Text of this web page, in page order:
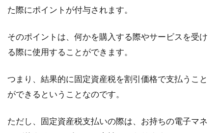
た際にポイントが付与されます。
そのポイントは、何かを購入する際やサービスを受け
る際に使用することができます。
つまり、結果的に固定資産税を割引価格で支払うこと
ができるということなのです。
ただし、固定資産税支払いの際は、お持ちの電子マネ